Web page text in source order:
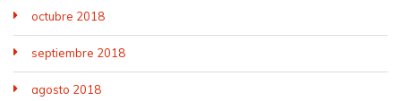
octubre 2018
septiembre 2018
agosto 2018